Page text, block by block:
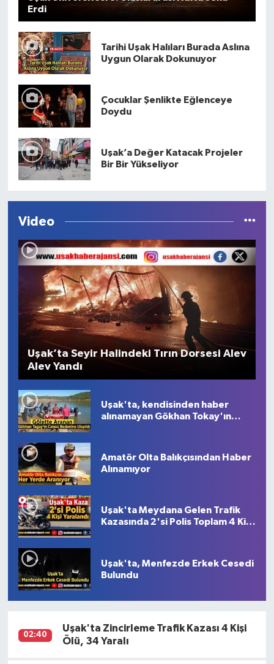
Erdi
Tarihi Uşak Halıları Burada Aslına
Uygun Olarak Dokunuyor
Çocuklar Şenlikte Eğlenceye
Doydu
Uşak’a Değer Katacak Projeler
Bir Bir Yükseliyor
Video
Uşak’ta Seyir Halindeki Tırın Dorsesi Alev
Alev Yandı
Uşak'ta, kendisinden haber
alınamayan Gökhan Tokay'ın
Amatör Olta Balıkçısından Haber
Alınamıyor
Uşak'ta Meydana Gelen Trafik
Kazasında 2'si Polis Toplam 4 Kişi
Uşak'ta, Menfezde Erkek Cesedi
Bulundu
02:40
Uşak'ta Zincirleme Trafik Kazası 4 Kişi
Ölü, 34 Yaralı